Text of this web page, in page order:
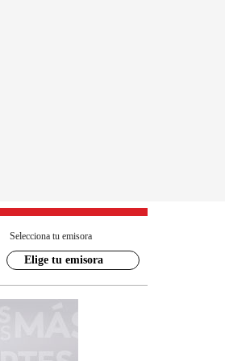
Selecciona tu emisora
Elige tu emisora